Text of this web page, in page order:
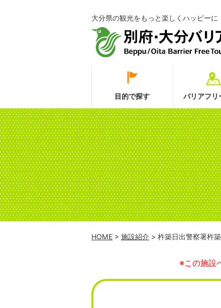
大分県の観光をもっと楽しくハッピーに
目的で探す バリアフ
HOME > 施設紹介 > 杵築日出警察署杵
※この施設